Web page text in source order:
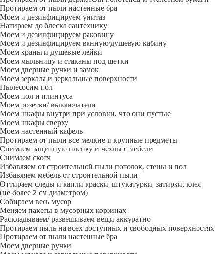
Протираем от пыли настенные бра
Моем и дезинфицируем унитаз
Натираем до блеска сантехнику
Моем и дезинфицируем раковину
Моем и дезинфицируем ванную/душевую кабину
Моем краны и душевые лейки
Моем мыльницу и стаканы под щетки
Моем дверные ручки и замок
Моем зеркала и зеркальные поверхности
Пылесосим пол
Моем пол и плинтуса
Моем розетки/ выключатели
Моем шкафы внутри при условии, что они пустые
Моем шкафы сверху
Моем настенный кафель
Протираем от пыли все мелкие и крупные предметы
Снимаем защитную пленку и чехлы с мебели
Снимаем скотч
Избавляем от строительной пыли потолок, стены и пол
Избавляем мебель от строительной пыли
Оттираем следы и капли краски, штукатурки, затирки, клея
(не более 2 см диаметром)
Собираем весь мусор
Меняем пакеты в мусорных корзинах
Раскладываем/ развешиваем вещи аккуратно
Протираем пыль на всех доступных и свободных поверхностях
Протираем от пыли настенные бра
Моем дверные ручки